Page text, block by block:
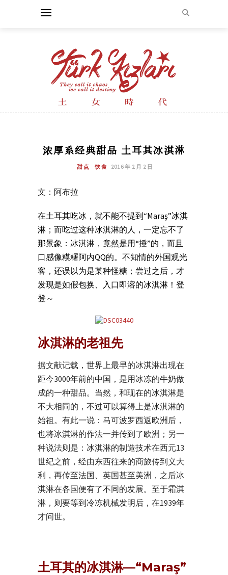
浓厚系经典甜品 土耳其冰淇淋
甜点 饮食 2016 年 2 月 2 日
文：阿布拉
在土耳其吃冰，就不能不提到“Maraş”冰淇
淋；而吃过这种冰淇淋的人，一定忘不了
那景象：冰淇淋，竟然是用“捶”的，而且
口感像糢糬阿内QQ的。不知情的外国观光
客，还误以为是某种怪糖；尝过之后，才
发现是如假包换、入口即溶的冰淇淋！登
登～
冰淇淋的老祖先
据文献记载，世界上最早的冰淇淋出现在
距今3000年前的中国，是用冰冻的牛奶做
成的一种甜品。当然，和现在的冰淇淋是
不大相同的，不过可以算得上是冰淇淋的
始祖。有此一说：马可波罗西返欧洲后，
也将冰淇淋的作法一并传到了欧洲；另一
种说法则是：冰淇淋的制造技术在西元13
世纪之前，经由东西往来的商旅传到义大
利，再传至法国、英国甚至美洲，之后冰
淇淋在各国便有了不同的发展。至于霜淇
淋，则要等到冷冻机械发明后，在1939年
才问世。
土耳其的冰淇淋―“Maraş”